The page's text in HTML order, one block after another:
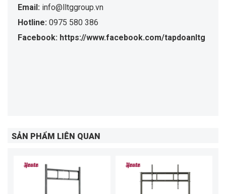
Email: info@lltggroup.vn
Hotline: 0975 580 386
Facebook: https://www.facebook.com/tapdoanltg
SẢN PHẨM LIÊN QUAN